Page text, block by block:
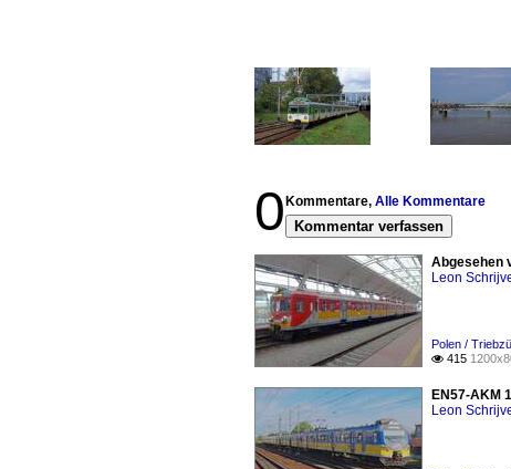
0 Kommentare, Alle Kommentare
Kommentar verfassen
Abgesehen
Leon
Polen /
 415
EN57-AKM
Leon